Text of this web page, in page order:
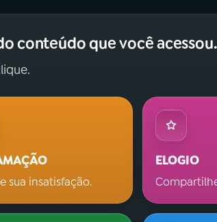
conteúdo que você acessou.
sua insatisfação.
ELOGIO